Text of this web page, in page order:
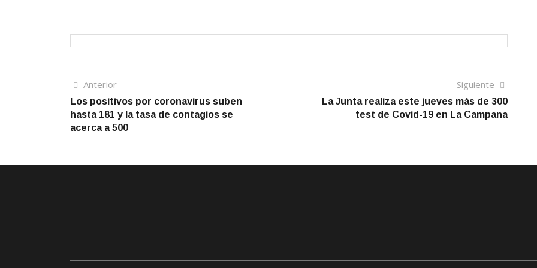
Navegación
de
entradas
AnteriorArtículo
anterior
Los positivos por coronavirus suben
hasta 181 y la tasa de contagios se
acerca a 500
Siguiente
artículo
La Junta realiza este jueves más de 300
test de Covid-19 en La Campana